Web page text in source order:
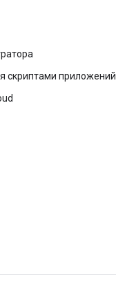
скриптами приложений